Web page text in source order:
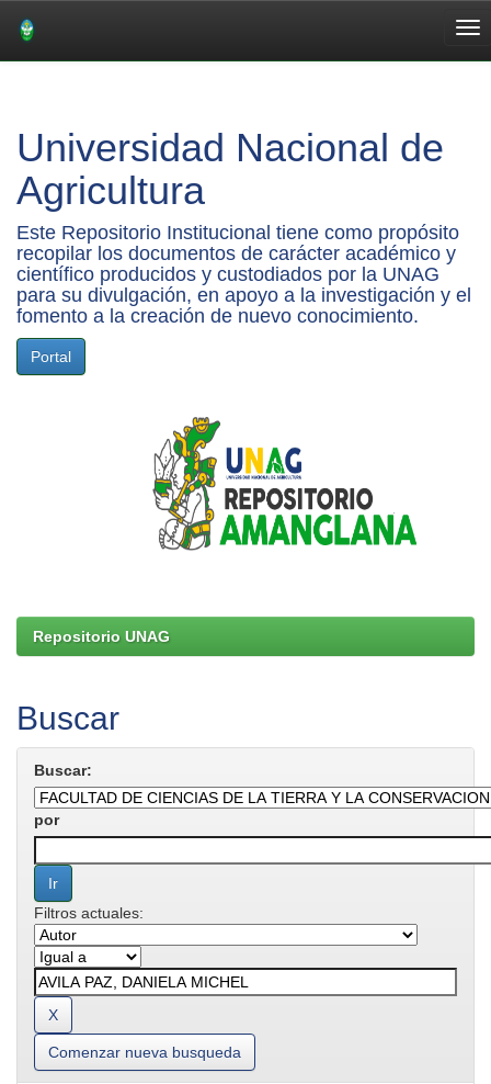
Universidad Nacional de
Agricultura
Este Repositorio Institucional tiene como propósito
recopilar los documentos de carácter académico y
científico producidos y custodiados por la UNAG
para su divulgación, en apoyo a la investigación y el
fomento a la creación de nuevo conocimiento.
Portal
Repositorio UNAG
Buscar
Buscar:
por
Filtros actuales:
Comenzar nueva busqueda